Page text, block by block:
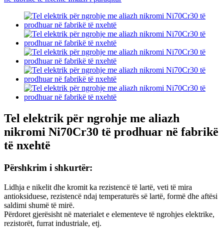
Tel elektrik për ngrohje me aliazh
nikromi Ni70Cr30 të prodhuar në fabrikë
të nxehtë
Përshkrim i shkurtër:
Lidhja e nikelit dhe kromit ka rezistencë të lartë, veti të mira
antioksiduese, rezistencë ndaj temperaturës së lartë, formë dhe aftësi
saldimi shumë të mirë.
Përdoret gjerësisht në materialet e elementeve të ngrohjes elektrike,
rezistorët, furrat industriale, etj.